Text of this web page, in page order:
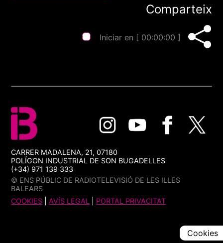
Comparteix
Iniciar en [ 00:00:00 ]
CARRER MADALENA, 21, 07180
POLÍGON INDUSTRIAL DE SON BUGADELLES
(+34) 971 139 333
© ENS PÚBLIC DE RADIOTELEVISIÓ DE LES ILLES
BALEARS
COOKIES |AVÍS LEGAL PORTAL PRIVACITAT
Cookies